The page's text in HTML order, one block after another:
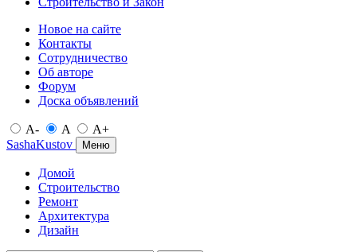
Новое на сайте
Контакты
Сотрудничество
Об авторе
Форум
Доска объявлений
A- A
A+
SashaKustov
Меню
Домой
Строительство
Ремонт
Архитектура
Дизайн